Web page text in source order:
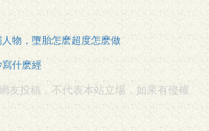
物，墮胎怎麽超度怎麽做
什麽經
友投稿，不代表本站立場，如果有侵權